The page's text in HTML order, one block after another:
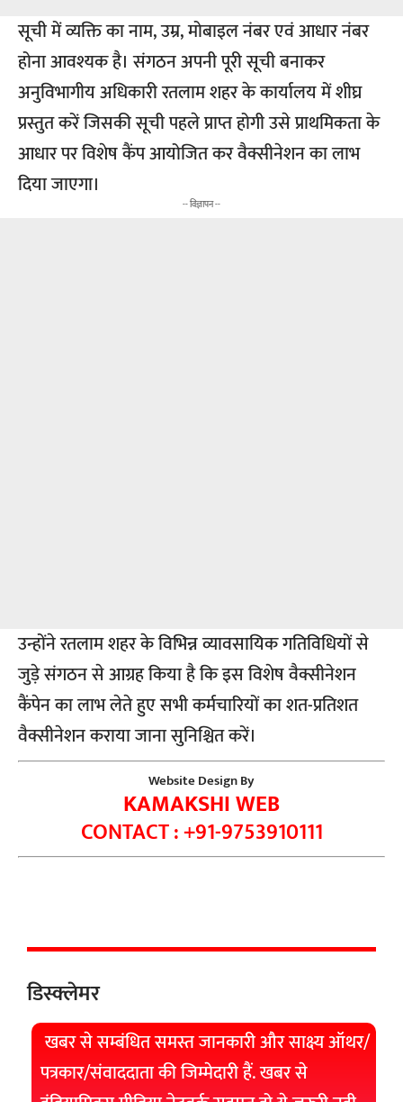
सूची में व्यक्ति का नाम, उम्र, मोबाइल नंबर एवं आधार नंबर
होना आवश्यक है। संगठन अपनी पूरी सूची बनाकर
अनुविभागीय अधिकारी रतलाम शहर के कार्यालय में शीघ्र
प्रस्तुत करें जिसकी सूची पहले प्राप्त होगी उसे प्राथमिकता के
आधार पर विशेष कैंप आयोजित कर वैक्सीनेशन का लाभ
दिया जाएगा।
-- विज्ञापन --
उन्होंने रतलाम शहर के विभिन्न व्यावसायिक गतिविधियों से
जुड़े संगठन से आग्रह किया है कि इस विशेष वैक्सीनेशन
कैंपेन का लाभ लेते हुए सभी कर्मचारियों का शत-प्रतिशत
वैक्सीनेशन कराया जाना सुनिश्चित करें।
Website Design By
KAMAKSHI WEB
CONTACT : +91-9753910111
डिस्क्लेमर
खबर से सम्बंधित समस्त जानकारी और साक्ष्य ऑथर/
पत्रकार/संवाददाता की जिम्मेदारी हैं. खबर से